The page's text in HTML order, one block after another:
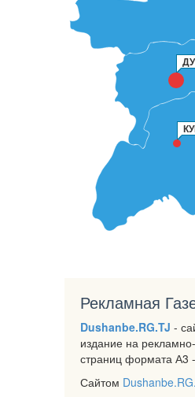
Рекламная
Dushanbe.RG.TJ -
издание на
страниц формата А3
Сайтом